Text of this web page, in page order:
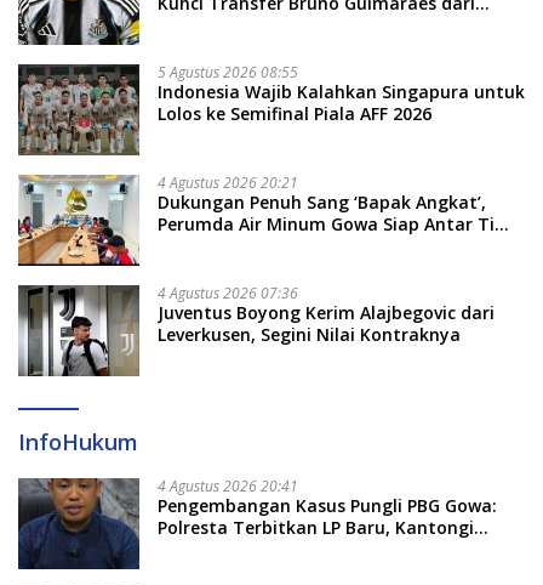
5 Agustus 2026 08:55
Indonesia Wajib Kalahkan Singapura untuk
Lolos ke Semifinal Piala AFF 2026
4 Agustus 2026 20:21
Dukungan Penuh Sang ‘Bapak Angkat’,
Perumda Air Minum Gowa Siap Antar Tim
4 Agustus 2026 07:36
Juventus Boyong Kerim Alajbegovic dari
Leverkusen, Segini Nilai Kontraknya
InfoHukum
4 Agustus 2026 20:41
Pengembangan Kasus Pungli PBG Gowa:
Polresta Terbitkan LP Baru, Kantongi